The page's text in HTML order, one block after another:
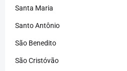
Santa Maria
Santo Antônio
São Benedito
São Cristóvão